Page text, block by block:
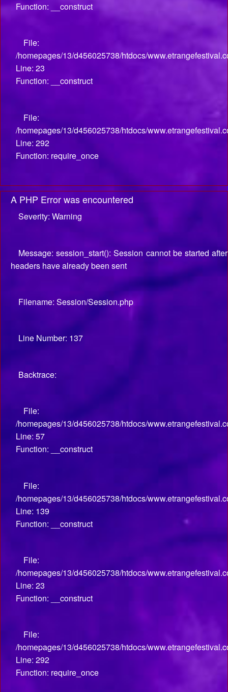
Function: __construct
File:
/homepages/13/d456025738/htdocs/
Line: 23
Function: __construct
File:
/homepages/13/d456025738/htdocs/
Line: 292
Function: require_once
A PHP Error was encountered
Severity: Warning
Message: session_start(): Session cannot be started after
headers have already been sent
Filename: Session/Session.php
Line Number: 137
Backtrace:
File:
/homepages/13/d456025738/htdocs/
Line: 57
Function: __construct
File:
/homepages/13/d456025738/htdocs/
Line: 139
Function: __construct
File:
/homepages/13/d456025738/htdocs/
Line: 23
Function: __construct
File:
/homepages/13/d456025738/htdocs/
Line: 292
Function: require_once